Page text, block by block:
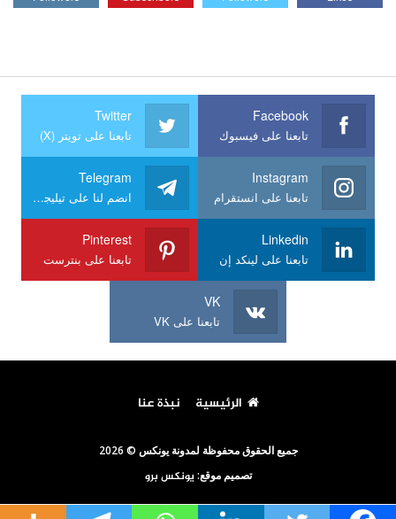
Facebook
تابعنا على فيسبوك
Twitter
تابعنا على تويتر (X)
Instagram
تابعنا على انستقرام
Telegram
انضم لنا على تيليجرام
Linkedin
تابعنا على لينكد إن
Pinterest
تابعنا على بنترست
VK
تابعنا على VK
الرئيسية نبذة عنا
جميع الحقوق محفوظة لمدونة يونكس © 2026
تصميم موقع: يونكس برو